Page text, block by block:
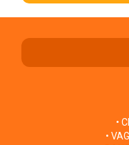
•
•